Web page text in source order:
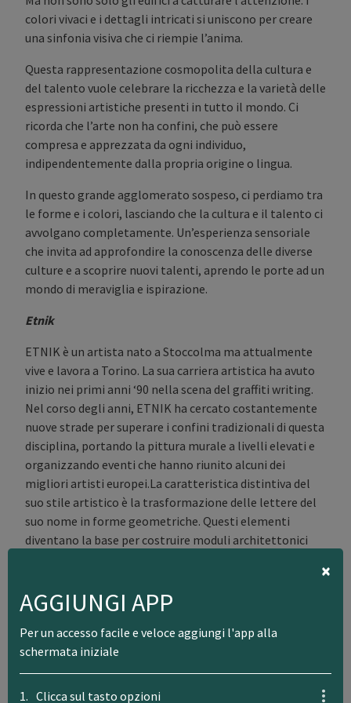
×
AGGIUNGI APP
Per un accesso facile e veloce aggiungi l'app alla
schermata iniziale
1. Clicca sul tasto opzioni
colori vivaci e i dettagli intricati si uniscono per creare
una sinfonia visiva che ci riempie l’anima.
Questa rappresentazione cosmopolita della cultura e
del talento vuole celebrare la ricchezza e la varietà delle
espressioni artistiche presenti in tutto il mondo. Ci
ricorda che l’arte non ha confini, che può essere
compresa e apprezzata da ogni individuo,
indipendentemente dalla propria origine o lingua.
In questo grande agglomerato sospeso, ci perdiamo tra
le forme e i colori, lasciando che la cultura e il talento ci
avvolgano completamente. Un’esperienza sensoriale
che invita ad approfondire la conoscenza delle diverse
culture e a scoprire nuovi talenti, aprendo le porte ad un
mondo di meraviglia e ispirazione.
Etnik
ETNIK è un artista nato a Stoccolma ma attualmente
vive e lavora a Torino. La sua carriera artistica ha avuto
inizio nei primi anni ‘90 nella scena del graffiti writing.
Nel corso degli anni, ETNIK ha cercato costantemente
nuove strade per superare i confini tradizionali di questa
disciplina, portando la pittura murale a livelli elevati e
organizzando eventi che hanno riunito alcuni dei
migliori artisti europei.La caratteristica distintiva del
suo stile artistico è la trasformazione delle lettere del
suo nome in forme geometriche. Questi elementi
diventano la base per costruire moduli architettonici
della tensione tra la crescente costrizione
dell’ambiente urbano e un equilibrio sempre più
precario nelle vite quotidiane delle persone. Le sue
opere mostrano agglomerati urbani e elementi naturali
che fluttuano in uno spazio indefinito, riflettendo le
contraddizioni e le dinamiche in cui viviamo.